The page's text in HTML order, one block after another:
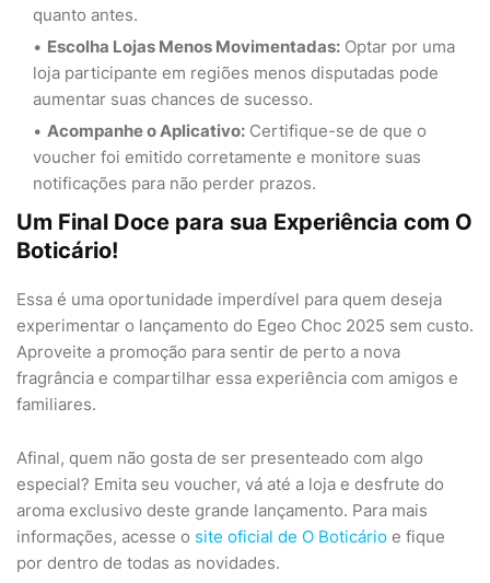
quanto antes.
Escolha Lojas Menos Movimentadas: Optar por uma
loja participante em regiões menos disputadas pode
aumentar suas chances de sucesso.
Acompanhe o Aplicativo: Certifique-se de que o
voucher foi emitido corretamente e monitore suas
notificações para não perder prazos.
Um Final Doce para sua Experiência com O
Boticário!
Essa é uma oportunidade imperdível para quem deseja
experimentar o lançamento do Egeo Choc 2025 sem custo.
Aproveite a promoção para sentir de perto a nova
fragrância e compartilhar essa experiência com amigos e
familiares.
Afinal, quem não gosta de ser presenteado com algo
especial? Emita seu voucher, vá até a loja e desfrute do
aroma exclusivo deste grande lançamento. Para mais
informações, acesse o site oficial de O Boticário e fique
por dentro de todas as novidades.